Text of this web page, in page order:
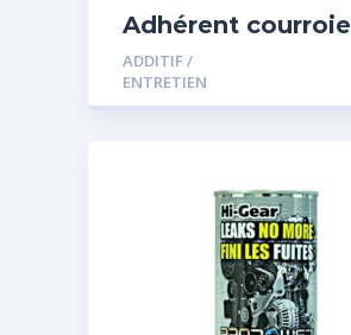
Adhérent courroie
ADDITIF /
ENTRETIEN